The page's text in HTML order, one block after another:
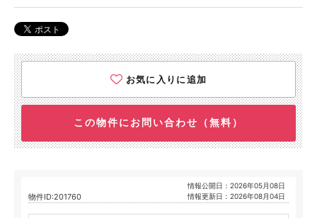
お気に入りに追加
この物件にお問い合わせ（無料）
物件ID:201760
情報公開日：2026年05月08日
情報更新日：2026年08月04日